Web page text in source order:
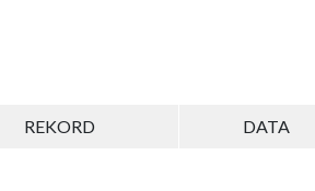
REKORD DATA